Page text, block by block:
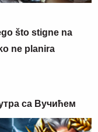
što stigne na
ne planira
са Вучићем